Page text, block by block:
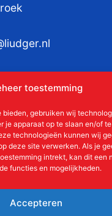
toestemming
bieden, gebruiken wij
je apparaat op te slaan en/of
technologieën kunnen wij
deze site verwerken. Als je
intrekt, kan dit een
functies en mogelijkheden.
Accepteren